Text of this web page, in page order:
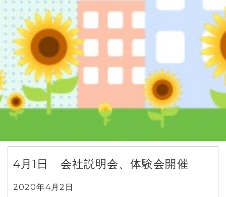
4月1日 会社説明会、体験会開催
2020年4月2日